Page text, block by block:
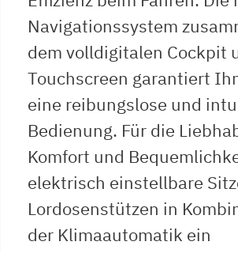
Navigationssystem
dem volldigitalen Cockpit
Touchscreen garantiert
eine reibungslose und
Bedienung. Für die
Komfort und
elektrisch einstellbare
Lordosenstützen in
der Klimaautomatik ein